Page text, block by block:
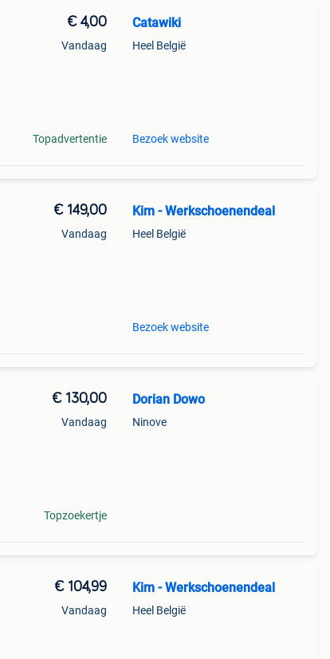
€ 4,00
Vandaag
Topadvertentie
Catawiki
Heel België
Bezoek website
€ 149,00
Vandaag
Kim - Werkschoenendeal
Heel België
Bezoek website
€ 130,00
Vandaag
Topzoekertje
Dorian Dowo
Ninove
€ 104,99
Vandaag
Kim - Werkschoenendeal
Heel België